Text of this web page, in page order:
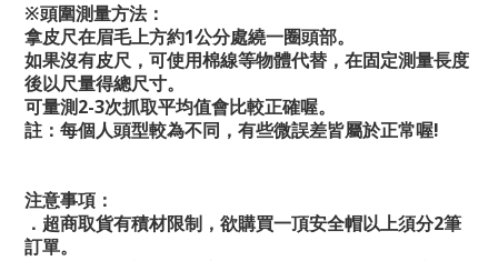
※頭圍測量方法：
拿皮尺在眉毛上方約1公分處繞一圈頭部。
如果沒有皮尺，可使用棉線等物體代替，在固定測量長度
後以尺量得總尺寸。
可量測2-3次抓取平均值會比較正確喔。
註：每個人頭型較為不同，有些微誤差皆屬於正常喔!
注意事項：
．超商取貨有積材限制，欲購買一頂安全帽以上須分2筆
訂單。